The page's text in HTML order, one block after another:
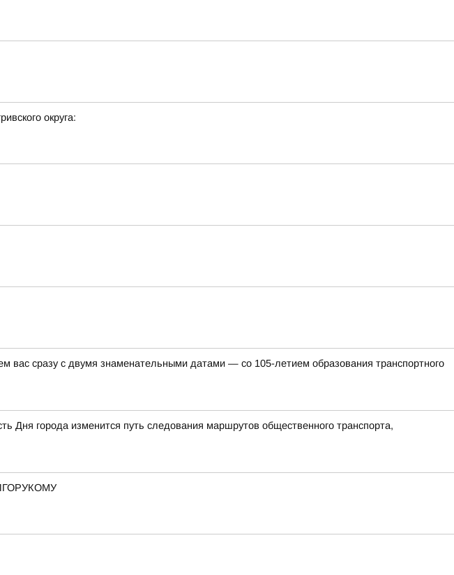
округа:
вас сразу с двумя знаменательными датами — со 105-летием образования транспортного
Дня города изменится путь следования маршрутов общественного транспорта,